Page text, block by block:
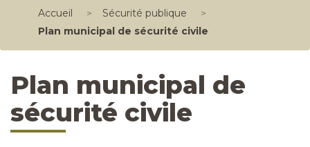
Accueil > Sécurité publique
>
Plan municipal de sécurité civile
Plan municipal de
sécurité civile